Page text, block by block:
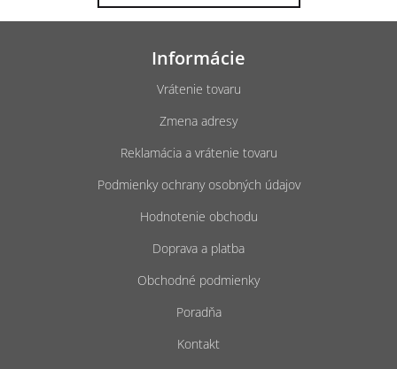
Z
Informácie
Vrátenie tovaru
Zmena adresy
Reklamácia a vrátenie tovaru
Podmienky ochrany osobných údajov
Hodnotenie obchodu
Doprava a platba
Obchodné podmienky
Poradňa
Kontakt